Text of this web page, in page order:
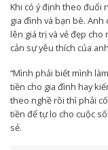
Khi có ý định theo đuổi
gia đình và bạn bè.
lên giá trị và vẻ đẹp
cản sự yêu thích của
“Mình phải biết mình
tiền cho gia đình hay
theo nghề rồi thì phải
tiền để tự lo cho cuộc
sẻ.